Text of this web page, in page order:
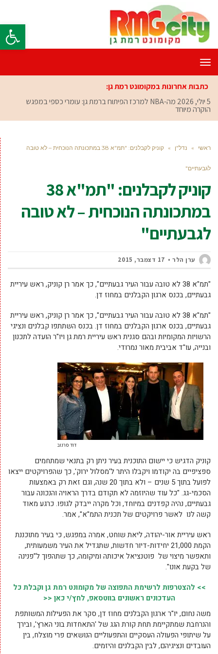
פתח
תפריט
כתבות אחרונות במקומונט רמת גן:
5 יולי, 2026
מה-NBA למרכז הפיתוח ברמת גן: עומרי כספי במפגש
הוקרה מיוחד
ראשי » נדל"ן » קוניק לקבלנים: "תמ"א 38 במתכונתה הנוכחית – לא טובה
לגבעתיים"
קוניק לקבלנים: "תמ"א 38
במתכונתה הנוכחית – לא טובה
לגבעתיים"
ערן הלר 17 דצמבר, 2015
"תמ"א 38 לא טובה עבור העיר גבעתיים", כך אמר רן קוניק, ראש עיריית
גבעתיים, בכנס ארגון הקבלנים במחוז דן.
"תמ"א 38 לא טובה עבור העיר גבעתיים", כך אמר רן קוניק, ראש עיריית
גבעתיים, בכנס ארגון הקבלנים במחוז דן. בכנס השתתפו קבלנים ונציגי
הרשויות המקומיות ובהם סגנית ראש עיריית רמת גן ויו"ר הועדה לתכנון
ובנייה, עו"ד אביבית מאור נמרודי.
דוד סרנוב
קוניק הדגיש כי יישום התוכנית בעיר ניתן רק בתנאי שמתחמים
ספציפיים בה יקודמו ויקבלו היתר ל'מסלול ירוק', כך שהפרויקטים ייצאו
לפועל בתוך 5 שנים – ולא בתוך 20 שנה, וגם זאת רק באמצעות
הסכמי-גג. "כל עוד שהיוזמה לא תקודם בדרך הראויה והנכונה עבור
גבעתיים, נהיה קפדנים במיוחד, וכל מקרה ייבדק לגופו. כרגע מאוד
קשה לנו לאשר פרויקטים של תכנית התמ"א", אמר.
ראש עיריית אור-יהודה, ליאת שוחט, אמרה במפגש, כי בעיר מתוכננת
הקמת 21,000 יחידות-דיור חדשות, שתגדיל את העיר משמעותית,
ותאפשר מיצוי של פוטנציאל איכותה ומיקומה, כך שתהפוך ל"פנינה
של בקעת אונו".
>> להצטרפות לרשימת התפוצה של מקומונט רמת גן וקבלת כל
העדכונים ראשונים בווטסאפ, לחץ/י כאן <<
משה נחום, יו"ר ארגון הקבלנים מחוז דן, סקר את הפעילות המשותפת
והנרחבת שמתקיימת תחת קורת הגג של 'התאחדות בוני הארץ', ובירך
על שיתופי הפעולה העסקיים והתפעוליים הנושאים פרי מוצלח, בין
העובדים ונציגיהם, לבין הקבלנים והיזמים.